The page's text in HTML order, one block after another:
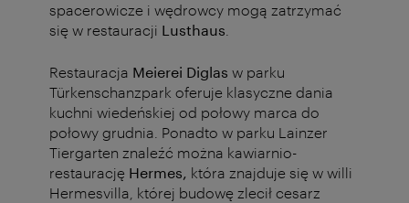
spacerowicze i wędrowcy mogą zatrzymać
się w restauracji Lusthaus
Restauracja Meierei Diglas w parku
Türkenschanzpark oferuje klasyczne dania
kuchni wiedeńskiej od połowy marca do
połowy grudnia. Ponadto w parku Lainzer
Tiergarten znaleźć można kawiarnio-
restaurację Hermes, która znajduje się w willi
Hermesvilla, której budowę zlecił cesarz